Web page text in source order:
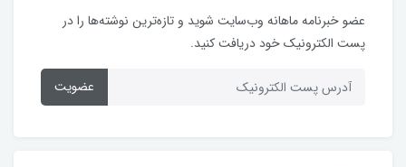
عضو خبرنامه ماهانه وب‌سایت شوید و تازه‌ترین نوشته‌ها را در
پست الکترونیک خود دریافت کنید.
عضویت